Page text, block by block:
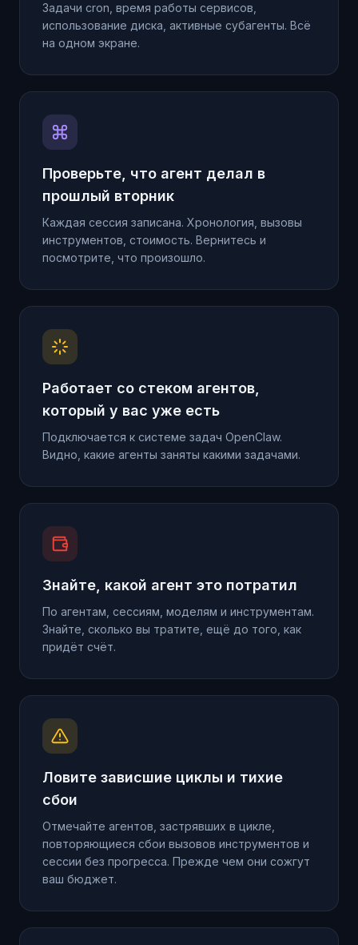
Задачи cron, время работы сервисов,
использование диска, активные субагенты. Всё
на одном экране.
Проверьте, что агент делал в
прошлый вторник
Каждая сессия записана. Хронология, вызовы
инструментов, стоимость. Вернитесь и
посмотрите, что произошло.
Работает со стеком агентов,
который у вас уже есть
Подключается к системе задач OpenClaw.
Видно, какие агенты заняты какими задачами.
Знайте, какой агент это потратил
По агентам, сессиям, моделям и инструментам.
Знайте, сколько вы тратите, ещё до того, как
придёт счёт.
Ловите зависшие циклы и тихие
сбои
Отмечайте агентов, застрявших в цикле,
повторяющиеся сбои вызовов инструментов и
сессии без прогресса. Прежде чем они сожгут
ваш бюджет.